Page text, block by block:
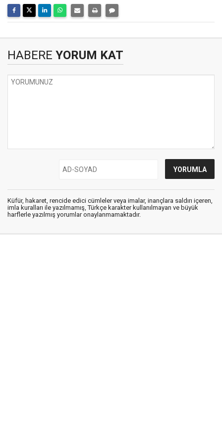
HABERE YORUM KAT
Küfür, hakaret, rencide edici cümleler veya imalar, inançlara saldırı içeren,
imla kuralları ile yazılmamış, Türkçe karakter kullanılmayan ve büyük
harflerle yazılmış yorumlar onaylanmamaktadır.